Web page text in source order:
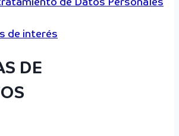
de Datos Personales
de interés
DE